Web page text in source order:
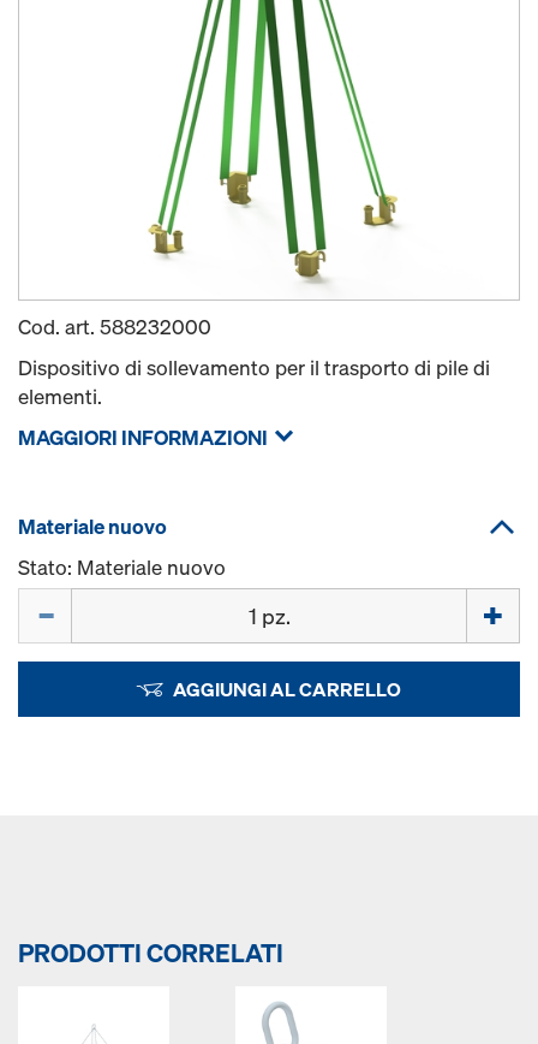
Cod. art. 588232000
Dispositivo di sollevamento per il trasporto di pile di
elementi.
MAGGIORI INFORMAZIONI
Materiale nuovo
Stato: Materiale nuovo
AGGIUNGI AL CARRELLO
PRODOTTI CORRELATI